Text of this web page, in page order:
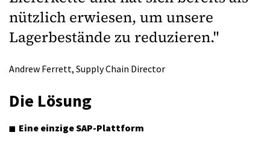
nützlich erwiesen, um unsere
Lagerbestände zu reduzieren."
Andrew Ferrett, Supply Chain Director
Die Lösung
Eine einzige SAP-Plattform